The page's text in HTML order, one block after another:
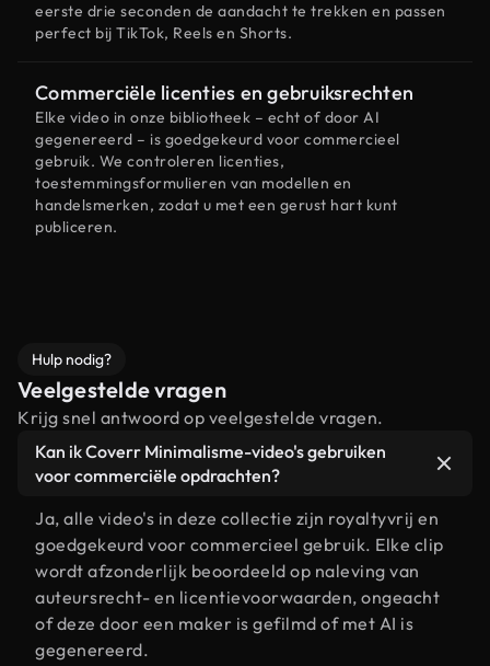
eerste drie seconden de aandacht te trekken en passen
perfect bij TikTok, Reels en Shorts.
Commerciële licenties en gebruiksrechten
Elke video in onze bibliotheek – echt of door AI
gegenereerd – is goedgekeurd voor commercieel
gebruik. We controleren licenties,
toestemmingsformulieren van modellen en
handelsmerken, zodat u met een gerust hart kunt
publiceren.
Hulp nodig?
Veelgestelde vragen
Krijg snel antwoord op veelgestelde vragen.
Kan ik Coverr Minimalisme-video's gebruiken
voor commerciële opdrachten?
Ja, alle video's in deze collectie zijn royaltyvrij en
goedgekeurd voor commercieel gebruik. Elke clip
wordt afzonderlijk beoordeeld op naleving van
auteursrecht- en licentievoorwaarden, ongeacht
of deze door een maker is gefilmd of met AI is
gegenereerd.